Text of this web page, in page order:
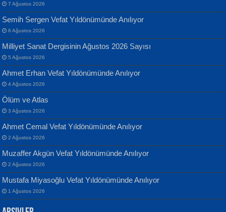
ATİLLA ÖZEN
Sultan Olmadan Önce Eyüp...
EKREM KARABABA
Yaralı Şiir...
Banu Sancak
Defterimden İçeri...
İsmail Aydos
İnkisar...
7 Ağustos 2026
Semih Sergen Vefat Yıldönümünde Anılıyor
6 Ağustos 2026
Milliyet Sanat Dergisinin Ağustos 2026 Sayısı
5 Ağustos 2026
Ahmet Erhan Vefat Yıldönümünde Anılıyor
4 Ağustos 2026
Ölüm ve Atlas
3 Ağustos 2026
Ahmet Cemal Vefat Yıldönümünde Anılıyor
2 Ağustos 2026
Muzaffer Akgün Vefat Yıldönümünde Anılıyor
2 Ağustos 2026
Mustafa Miyasoğlu Vefat Yıldönümünde Anılıyor
1 Ağustos 2026